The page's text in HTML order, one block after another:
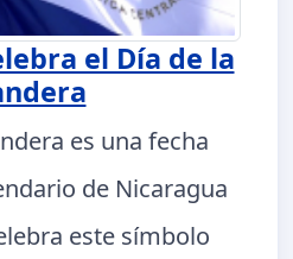
el Día de la
es una fecha
de Nicaragua
este símbolo